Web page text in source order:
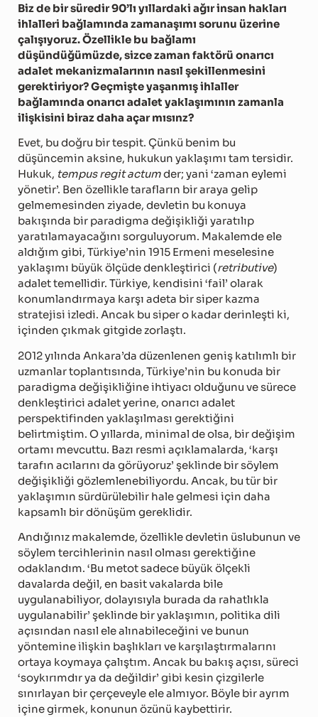
Biz de bir süredir 90’lı yıllardaki ağır insan hakları
ihlalleri bağlamında zamanaşımı sorunu üzerine
çalışıyoruz. Özellikle bu bağlamı
düşündüğümüzde, sizce zaman faktörü onarıcı
adalet mekanizmalarının nasıl şekillenmesini
gerektiriyor? Geçmişte yaşanmış ihlaller
bağlamında onarıcı adalet yaklaşımının zamanla
ilişkisini biraz daha açar mısınz?
Evet, bu doğru bir tespit. Çünkü benim bu
düşüncemin aksine, hukukun yaklaşımı tam tersidir.
Hukuk, tempus regit actumder; yani ‘zaman eylemi
yönetir’. Ben özellikle tarafların bir araya gelip
gelmemesinden ziyade, devletin bu konuya
bakışında bir paradigma değişikliği yaratılıp
yaratılamayacağını sorguluyorum. Makalemde ele
aldığım gibi, Türkiye’nin 1915 Ermeni meselesine
yaklaşımı büyük ölçüde denkleştirici (retributive)
adalet temellidir. Türkiye, kendisini ‘fail’ olarak
konumlandırmaya karşı adeta bir siper kazma
stratejisi izledi. Ancak bu siper o kadar derinleşti ki,
içinden çıkmak gitgide zorlaştı.
2012 yılında Ankara’da düzenlenen geniş katılımlı bir
uzmanlar toplantısında, Türkiye’nin bu konuda bir
paradigma değişikliğine ihtiyacı olduğunu ve sürece
denkleştirici adalet yerine, onarıcı adalet
perspektifinden yaklaşılması gerektiğini
belirtmiştim. O yıllarda, minimal de olsa, bir değişim
ortamı mevcuttu. Bazı resmi açıklamalarda, ‘karşı
tarafın acılarını da görüyoruz’ şeklinde bir söylem
değişikliği gözlemlenebiliyordu. Ancak, bu tür bir
yaklaşımın sürdürülebilir hale gelmesi için daha
kapsamlı bir dönüşüm gereklidir.
Andığınız makalemde, özellikle devletin üslubunun ve
söylem tercihlerinin nasıl olması gerektiğine
odaklandım. ‘Bu metot sadece büyük ölçekli
davalarda değil, en basit vakalarda bile
uygulanabiliyor, dolayısıyla burada da rahatlıkla
uygulanabilir’ şeklinde bir yaklaşımın, politika dili
açısından nasıl ele alınabileceğini ve bunun
yöntemine ilişkin başlıkları ve karşılaştırmalarını
ortaya koymaya çalıştım. Ancak bu bakış açısı, süreci
‘soykırımdır ya da değildir’ gibi kesin çizgilerle
sınırlayan bir çerçeveyle ele almıyor. Böyle bir ayrım
içine girmek, konunun özünü kaybettirir.